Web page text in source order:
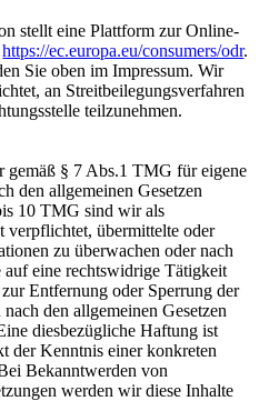
stellt eine Plattform zur Online-
https://ec.europa.eu/consumers/odr.
Sie oben im Impressum. Wir
an Streitbeilegungsverfahren
teilzunehmen.
gemäß § 7 Abs.1 TMG für eigene
den allgemeinen Gesetzen
10 TMG sind wir als
verpflichtet, übermittelte oder
zu überwachen oder nach
auf eine rechtswidrige Tätigkeit
Entfernung oder Sperrung der
den allgemeinen Gesetzen
diesbezügliche Haftung ist
der Kenntnis einer konkreten
Bekanntwerden von
werden wir diese Inhalte